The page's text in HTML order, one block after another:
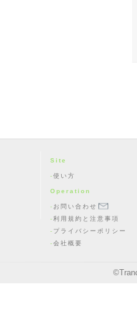
Site
使い方
Operation
お問い合わせ
利用規約と注意事項
プライバシーポリシー
会社概要
©